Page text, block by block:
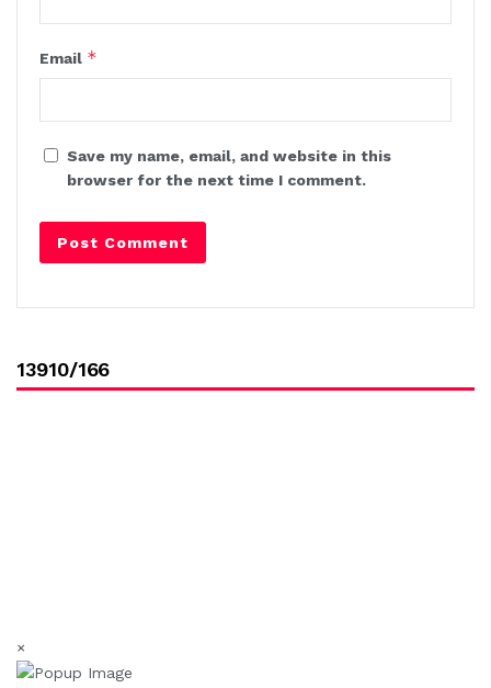
Email *
Save my name, email, and website in this
browser for the next time I comment.
13910/166
×